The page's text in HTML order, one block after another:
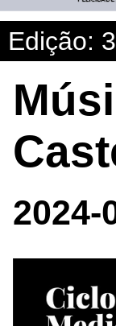
Edição:
2024-